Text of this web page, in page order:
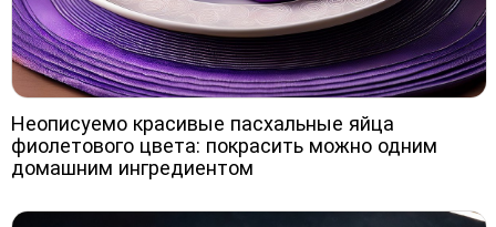
Неописуемо красивые пасхальные яйца
фиолетового цвета: покрасить можно одним
домашним ингредиентом